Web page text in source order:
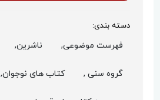
دسته بندی:
فهرست موضوعی, ناشرین,
گروه سنی , کتاب های نوجوان,